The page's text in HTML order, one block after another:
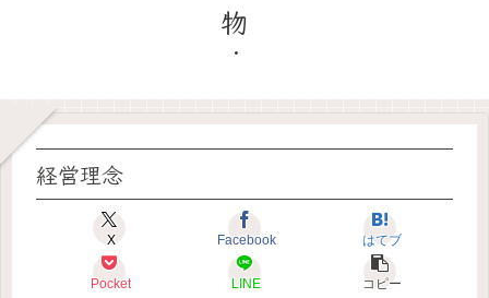
物
経営理念
X Facebook はてブ
Pocket LINE コピー